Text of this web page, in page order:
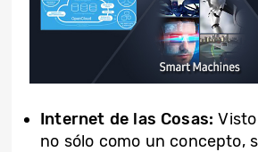
Internet de las Cosas:
no sólo como un concepto,